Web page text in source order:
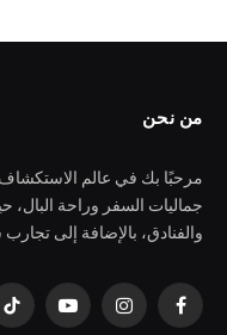
من نحن
مرحبًا بك في عالم
جماليات السفر وراحة
والفنادق، بالإضافة إلى
فيسبوكالانستغراميوتيوب